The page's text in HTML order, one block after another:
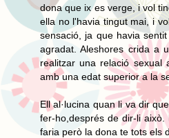
dona que ix es verge, i vol
ella no l'havia tingut mai, i
sensació, ja que havia
agradat. Aleshores crida a
realitzar una relació
amb una edat superior a la
Ell al·lucina quan li va dir
fer-ho,després de dir-li
faria però la dona te tots els